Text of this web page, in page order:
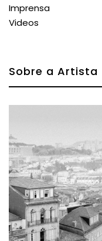
Imprensa
Videos
Sobre a Artista